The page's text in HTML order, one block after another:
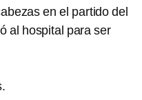
en el partido del
al hospital para ser